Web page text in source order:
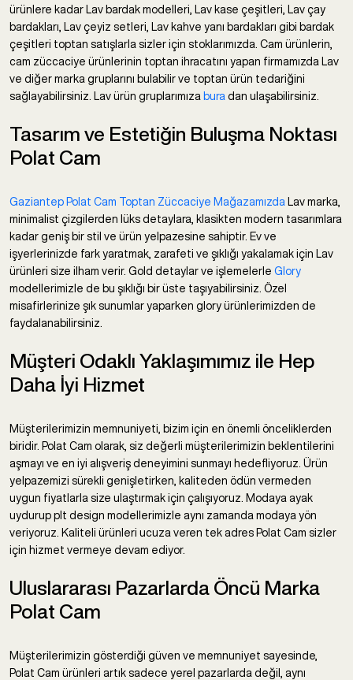
ürünlere kadar Lav bardak modelleri, Lav kase çeşitleri, Lav çay
bardakları, Lav çeyiz setleri, Lav kahve yanı bardakları gibi bardak
çeşitleri toptan satışlarla sizler için stoklarımızda. Cam ürünlerin,
cam züccaciye ürünlerinin toptan ihracatını yapan firmamızda Lav
ve diğer marka gruplarını bulabilir ve toptan ürün tedariğini
sağlayabilirsiniz. Lav ürün gruplarımıza bura dan ulaşabilirsiniz.
Tasarım ve Estetiğin Buluşma Noktası
Polat Cam
Gaziantep Polat Cam Toptan Züccaciye Mağazamızda Lav marka,
minimalist çizgilerden lüks detaylara, klasikten modern tasarımlara
kadar geniş bir stil ve ürün yelpazesine sahiptir. Ev ve
işyerlerinizde fark yaratmak, zarafeti ve şıklığı yakalamak için Lav
ürünleri size ilham verir. Gold detaylar ve işlemelerle Glory
modellerimizle de bu şıklığı bir üste taşıyabilirsiniz. Özel
misafirlerinize şık sunumlar yaparken glory ürünlerimizden de
faydalanabilirsiniz.
Müşteri Odaklı Yaklaşımımız ile Hep
Daha İyi Hizmet
Müşterilerimizin memnuniyeti, bizim için en önemli önceliklerden
biridir. Polat Cam olarak, siz değerli müşterilerimizin beklentilerini
aşmayı ve en iyi alışveriş deneyimini sunmayı hedefliyoruz. Ürün
yelpazemizi sürekli genişletirken, kaliteden ödün vermeden
uygun fiyatlarla size ulaştırmak için çalışıyoruz. Modaya ayak
uydurup plt design modellerimizle aynı zamanda modaya yön
veriyoruz. Kaliteli ürünleri ucuza veren tek adres Polat Cam sizler
için hizmet vermeye devam ediyor.
Uluslararası Pazarlarda Öncü Marka
Polat Cam
Müşterilerimizin gösterdiği güven ve memnuniyet sayesinde,
Polat Cam ürünleri artık sadece yerel pazarlarda değil, aynı